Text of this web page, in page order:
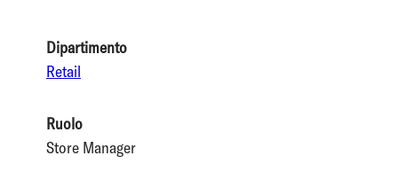
Dipartimento
Retail
Ruolo
Store Manager